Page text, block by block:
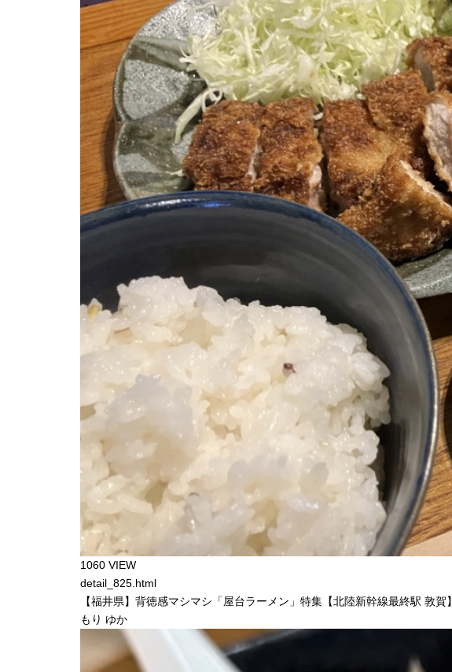
1060 VIEW
detail_825.html
【福井県】背徳感マシマシ「屋台ラーメン」特集【北陸新幹線最終駅 敦賀】
もり ゆか